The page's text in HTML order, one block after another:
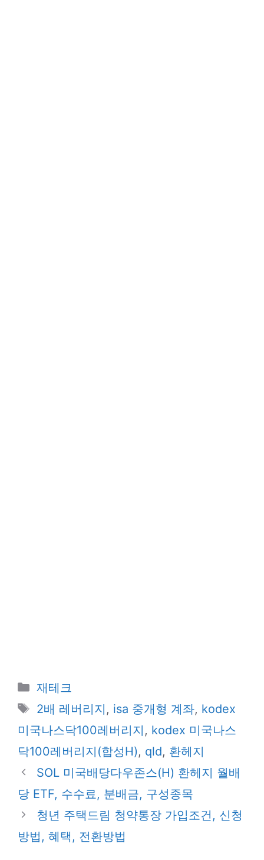
카
테
리
재테크
태
그
2배 레버리지 , isa 중개형 계좌, kodex
미국나스닥100레버리지 , kodex 미국나스
닥100레버리지(합성H), qld, 환헤지
SOL 미국배당다우존스(H) 환헤지 월배
당 ETF, 수수료, 분배금, 구성종목
청년 주택드림 청약통장 가입조건, 신청
방법, 혜택, 전환방법